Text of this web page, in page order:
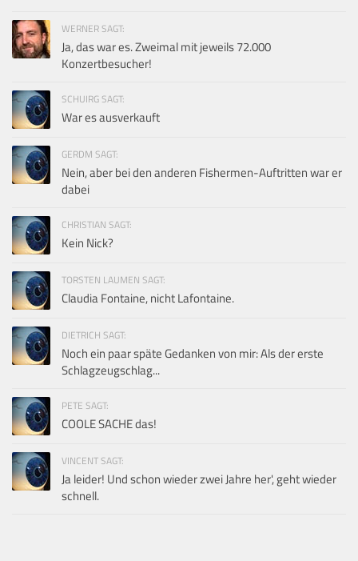
WERNER SAGT:
Ja, das war es. Zweimal mit jeweils 72.000
Konzertbesucher!
SCHUIRG SAGT:
War es ausverkauft
GERDM SAGT:
Nein, aber bei den anderen Fishermen-Auftritten war er
dabei
CHRISTIAN SAGT:
Kein Nick?
TORSTEN LAUMEN SAGT:
Claudia Fontaine, nicht Lafontaine.
DIETRICH SAGT:
Noch ein paar späte Gedanken von mir: Als der erste
Schlagzeugschlag...
PETE SAGT:
COOLE SACHE das!
VINCENT SAGT:
Ja leider! Und schon wieder zwei Jahre her', geht wieder
schnell.